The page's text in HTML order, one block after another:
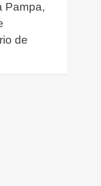
Pampa,
de